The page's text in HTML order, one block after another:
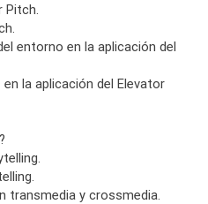
Pitch.
entorno en la aplicación del
la aplicación del Elevator
transmedia y crossmedia.